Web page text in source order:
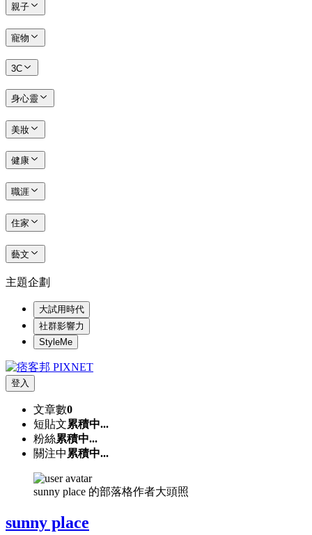
親子
寵物
3C
身心靈
美妝
健康
職涯
住家
藝文
主題企劃
大試用時代
社群影響力
StyleMe
登入
文章數0
短貼文累積中...
粉絲累積中...
關注中 累積中...
sunny place 的部落格作者大頭照
sunny place